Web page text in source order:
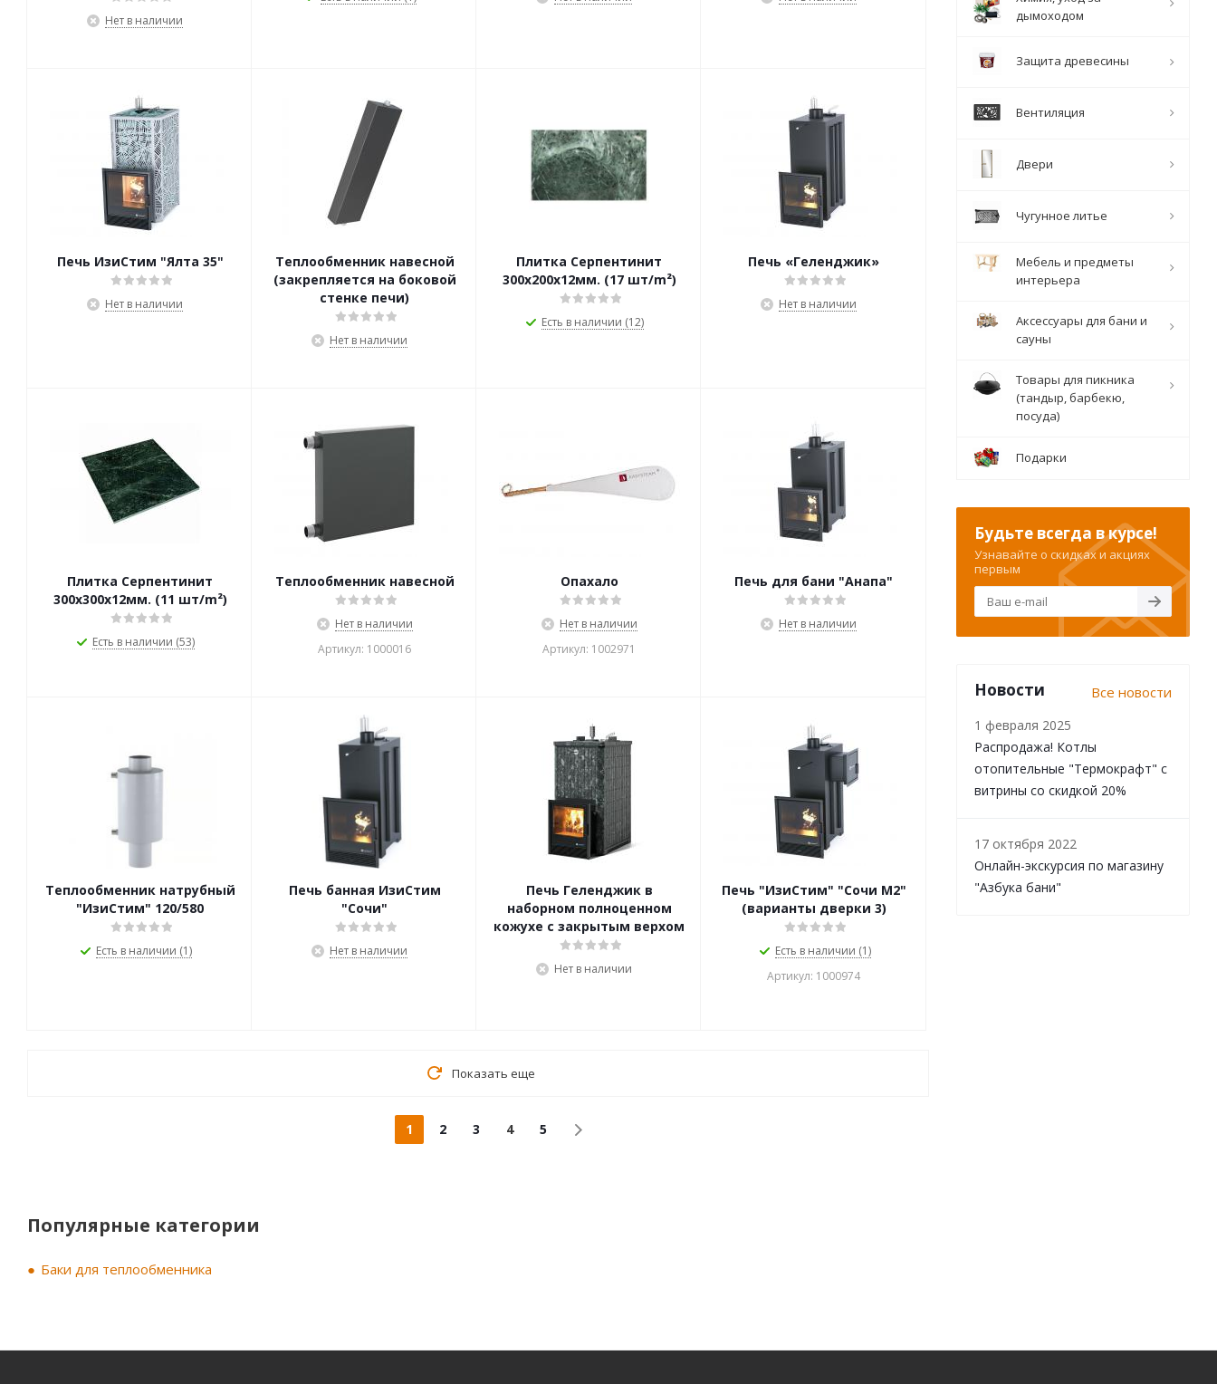
Нет в наличии
Печь ИзиСтим "Ялта 35"
Нет в наличии
Теплообменник навесной
(закрепляется на боковой
стенке печи)
Нет в наличии
Плитка Серпентинит
300х200х12мм. (17 шт/m²)
Есть в наличии (12)
Печь «Геленджик»
Нет в наличии
Плитка Серпентинит
300х300х12мм. (11 шт/m²)
Есть в наличии (53)
Теплообменник навесной
Нет в наличии
Артикул: 1000016
Опахало
Нет в наличии
Артикул: 1002971
Печь для бани "Анапа"
Нет в наличии
Теплообменник натрубный
"ИзиСтим" 120/580
Есть в наличии (1)
Печь банная ИзиСтим
"Сочи"
Нет в наличии
Печь Геленджик в
наборном полноценном
кожухе с закрытым верхом
Нет в наличии
Печь "ИзиСтим" "Сочи М2"
(варианты дверки 3)
Есть в наличии (1)
Артикул: 1000974
Показать еще
1 2 3 4 5
Популярные категории
Баки для теплообменника
дымоходом
Защита древесины
Вентиляция
Двери
Чугунное литье
Мебель и предметы
интерьера
Аксессуары для бани и
сауны
Товары для пикника
(тандыр, барбекю,
посуда)
Подарки
Будьте всегда в курсе!
Узнавайте о скидках и акциях
первым
Новости Все новости
1 февраля 2025
Распродажа! Котлы
отопительные "Термокрафт" с
витрины со скидкой 20%
17 октября 2022
Онлайн-экскурсия по магазину
"Азбука бани"